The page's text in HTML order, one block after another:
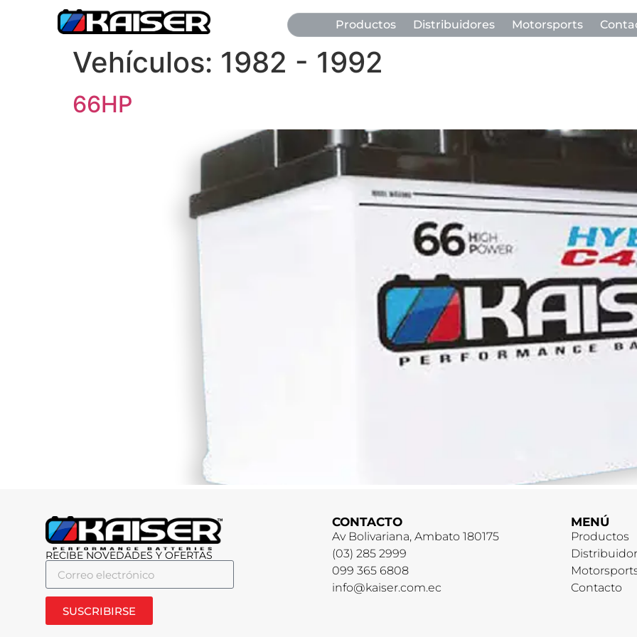
Productos Distribuidores Motorsports
Vehículos: 1982 - 1992
66HP
RECIBE NOVEDADES Y OFERTAS
SUSCRIBIRSE
CONTACTO
Av Bolivariana, Ambato 180175
(03) 285 2999
099 365 6808
info@kaiser.com.ec
MENÚ
Productos
Contacto